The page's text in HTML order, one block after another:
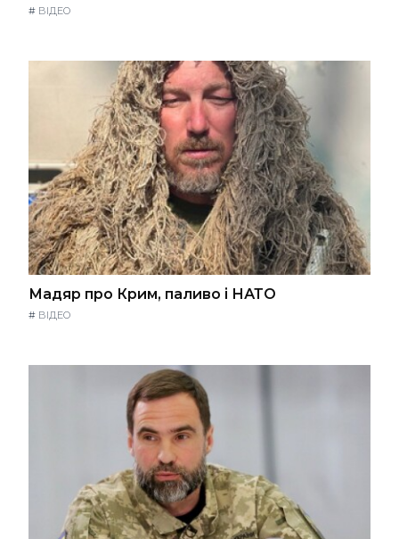
# ВІДЕО
Мадяр про Крим, паливо і НАТО
# ВІДЕО